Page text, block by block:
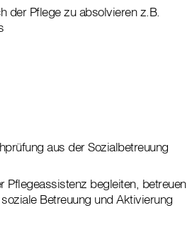
der Pflege zu absolvieren z.B.
aus der Sozialbetreuung
Pflegeassistenz begleiten, betreuen
Betreuung und Aktivierung